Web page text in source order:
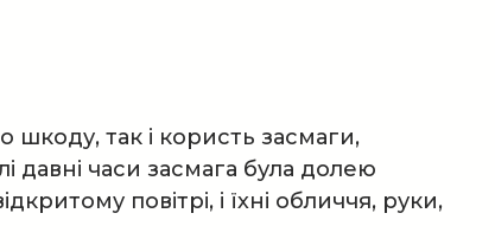
шкоду, так і користь засмаги,
давні часи засмага була долею
повітрі, і їхні обличчя, руки,